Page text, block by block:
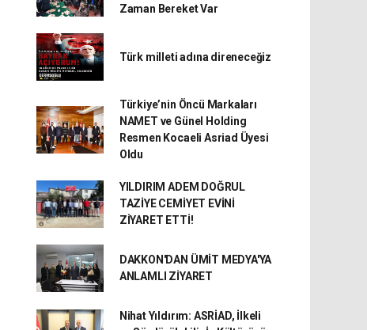
Zaman Bereket Var
Türk milleti adına direneceğiz
Türkiye’nin Öncü Markaları
NAMET ve Günel Holding
Resmen Kocaeli Asriad Üyesi
Oldu
YILDIRIM ADEM DOĞRUL
TAZİYE CEMİYET EVİNİ
ZİYARET ETTİ!
DAKKON'DAN ÜMİT MEDYA'YA
ANLAMLI ZİYARET
Nihat Yıldırım: ASRİAD, İlkeli